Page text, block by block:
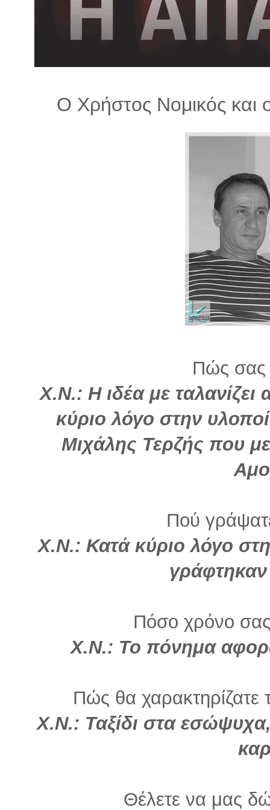
Ο Χρήστος Νομικός και
Πώς σας
Χ.Ν.: Η ιδέα με
κύριο λόγο στην
Μιχάλης Τερζής που
Πού
Χ.Ν.: Κατά κύριο λόγο
Πόσο χρόνο
Χ.Ν.: Το πόνημα
Πώς θα χαρακτηρίζατε
Χ.Ν.: Ταξίδι στα εσώψυχα,
Θέλετε να μας